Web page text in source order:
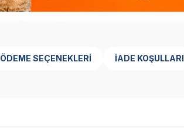
ÖDEME SEÇENEKLERI İADE KOŞULLARI